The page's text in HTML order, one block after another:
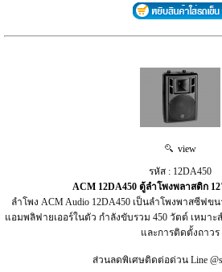
view
รหัส : 12DA450
ACM 12DA450 ตู้ลำโพงพลาสติก
ลำโพง ACM Audio 12DA450 เป็นลำโพงพาสซีฟ
แอมพลิฟายเออร์ในตัว กำลังขับรวม 450 วัตต์ เหมาะ
และการติดตั้งถาวร
ส่วนลดพิเศษติดต่อด่วน Line